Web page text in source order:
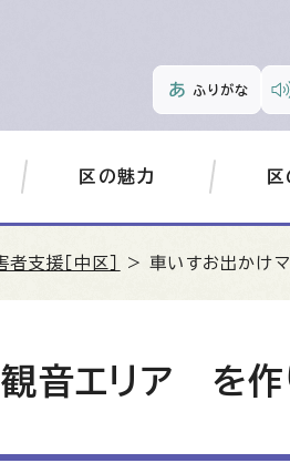
ふりがな
区の魅力
者支援［中区］ > 車いすお出かけ
音エリア を作